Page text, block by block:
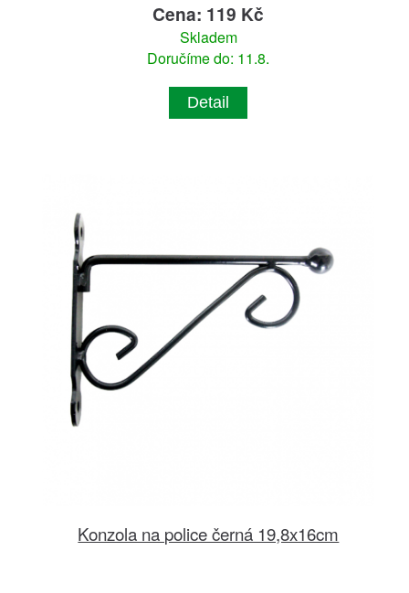
Cena: 119 Kč
Skladem
Doručíme do: 11.8.
Detail
Konzola na police černá 19,8x16cm